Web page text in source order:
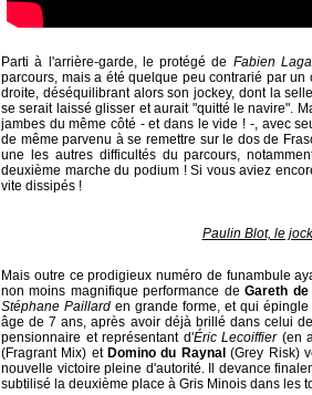
Parti à l'arrière-garde, le protégé de Fabien
parcours, mais a été quelque peu contrarié par
droite, déséquilibrant alors son jockey, dont la
se serait laissé glisser et aurait "quitté le navire".
jambes du même côté - et dans le vide ! -, avec
de même parvenu à se remettre sur le dos de
une les autres difficultés du parcours,
deuxième marche du podium ! Si vous aviez
vite dissipés !
Paulin Blot, le
Mais outre ce prodigieux numéro de funambule
non moins magnifique performance deGareth
Stéphane Paillarden grande forme, et qui épingle
âge de 7 ans, après avoir déjà brillé dans celui
pensionnaire et représentant d'Éric Lecoiffier (en
(Fragrant Mix) et Domino du Raynal (Grey Risk)
nouvelle victoire pleine d'autorité. Il devance
subtilisé la deuxième place à Gris Minois dans les